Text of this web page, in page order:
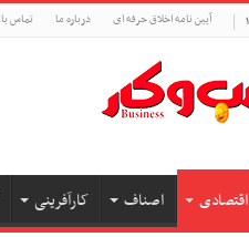
آیین نامه اخلاق حرفه ای درباره ما تماس
اقتصادی اصناف کارآفرینی